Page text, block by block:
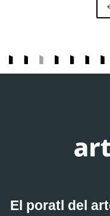
El poratl del